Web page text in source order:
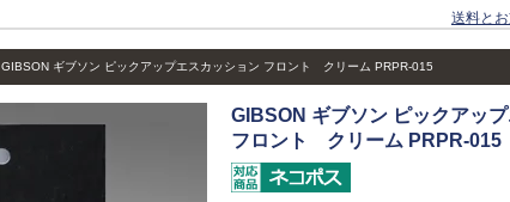
送料と
GIBSON ギブソン ピックアップエスカッション フロント クリーム PRPR-015
GIBSON ギブソン ピックアッ
フロント クリーム PRPR-015